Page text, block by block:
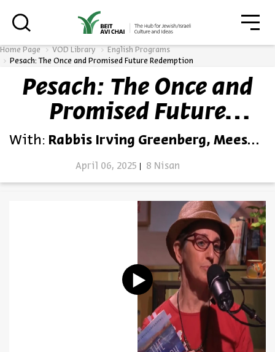
Home Page VOD Library
English Programs
Pesach: The Once and Promised Future Redemption
Pesach: The Once and
Promised Future
Redemption
With: Rabbis Irving Greenberg, Meesh Hammer-Kossoy
April 06, 2025 8 Nisan
Always be in the know about
BEIT AVI CHAI’s programs!
*Email Address